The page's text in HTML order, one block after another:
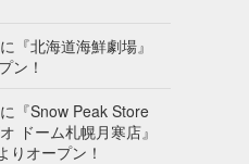
『北海道海鮮劇場』
ン！
『Snow Peak Store
ドーム札幌月寒店』
りオープン！